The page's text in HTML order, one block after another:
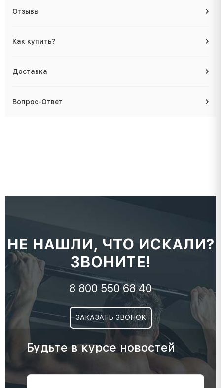
Отзывы
Как купить?
Доставка
Вопрос-Ответ
НЕ НАШЛИ, ЧТО ИСКАЛИ?
ЗВОНИТЕ!
8 800 550 68 40
ЗАКАЗАТЬ ЗВОНОК
Будьте в курсе новостей